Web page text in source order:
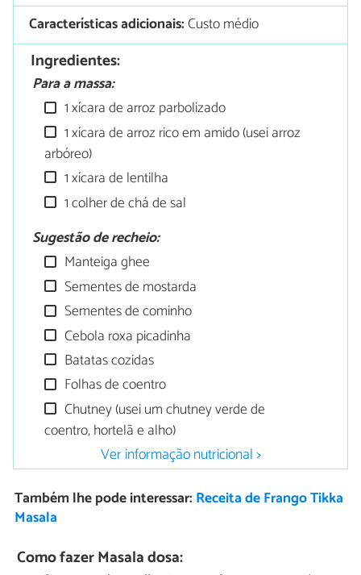
Características adicionais:Custo médio
Ingredientes:
Para a massa:
1 xícara de arroz parbolizado
1 xícara de arroz rico em amido (usei arroz
arbóreo)
1 xícara de lentilha
1 colher de chá de sal
Sugestão de recheio:
Manteiga ghee
Sementes de mostarda
Sementes de cominho
Cebola roxa picadinha
Batatas cozidas
Folhas de coentro
Chutney (usei um chutney verde de
coentro, hortelã e alho)
Ver informação nutricional >
Também lhe pode interessar: Receita de Frango Tikka
Masala
Como fazer Masala dosa: